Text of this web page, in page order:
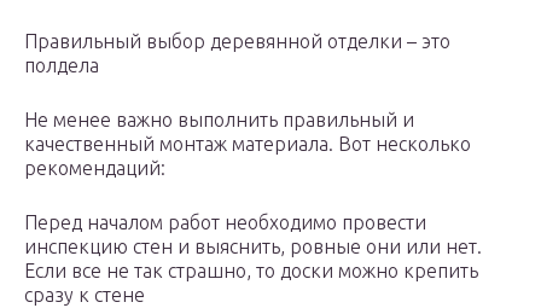
Правильный выбор деревянной отделки – это
полдела
Не менее важно выполнить правильный и
качественный монтаж материала. Вот несколько
рекомендаций:
Перед началом работ необходимо провести
инспекцию стен и выяснить, ровные они или нет.
Если все не так страшно, то доски можно крепить
сразу к стене